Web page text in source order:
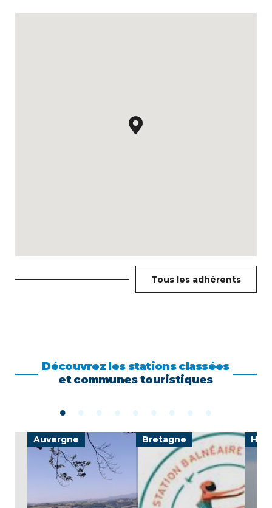
Tous les adhérents
Découvrez les stations classées
et communes touristiques
Auvergne Bretagne